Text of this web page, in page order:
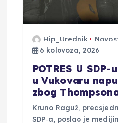
a
Hip_Urednik
6 kolovoza, 2026
POTRES U
u Vukovaru
zbog
Kruno Raguž,
SDP‑a, poslao je